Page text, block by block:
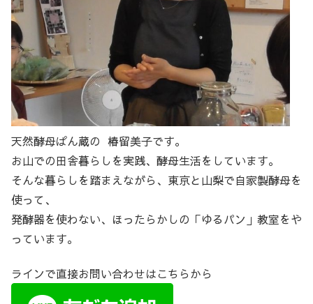
天然酵母ぱん蔵の 椿留美子です。
お山での田舎暮らしを実践、酵母生活をしています。
そんな暮らしを踏まえながら、東京と山梨で自家製酵母を
使って、
発酵器を使わない、ほったらかしの「ゆるパン」教室をや
っています。
ラインで直接お問い合わせはこちらから